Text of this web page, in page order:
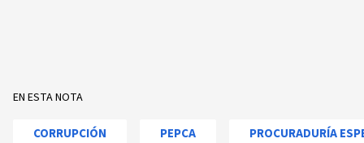
EN ESTA NOTA
CORRUPCIÓN PEPCA PROCURADURÍA